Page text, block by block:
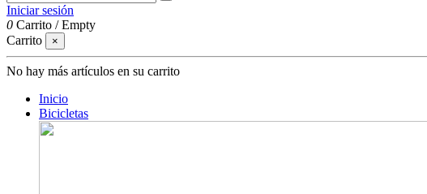
Iniciar sesión
0 Carrito /Empty
Carrito
×
No hay más artículos en su carrito
Inicio
Bicicletas